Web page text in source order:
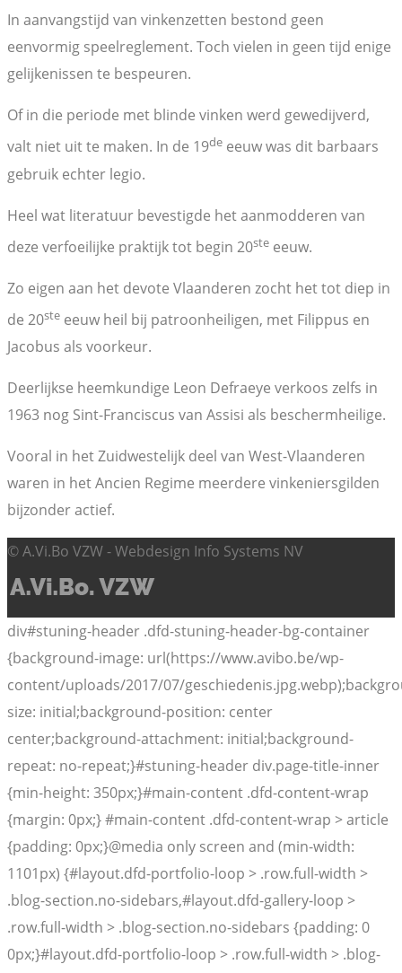
In aanvangstijd van vinkenzetten bestond geen
eenvormig speelreglement. Toch vielen in geen tijd enige
gelijkenissen te bespeuren.
Of in die periode met blinde vinken werd gewedijverd,
valt niet uit te maken. In de 19de eeuw was dit barbaars
gebruik echter legio.
Heel wat literatuur bevestigde het aanmodderen van
deze verfoeilijke praktijk tot begin 20ste eeuw.
Zo eigen aan het devote Vlaanderen zocht het tot diep in
de 20ste eeuw heil bij patroonheiligen, met Filippus en
Jacobus als voorkeur.
Deerlijkse heemkundige Leon Defraeye verkoos zelfs in
1963 nog Sint-Franciscus van Assisi als beschermheilige.
Vooral in het Zuidwestelijk deel van West-Vlaanderen
waren in het Ancien Regime meerdere vinkeniersgilden
bijzonder actief.
© A.Vi.Bo VZW - Webdesign Info Systems NV
div#stuning-header .dfd-stuning-header-bg-container
{background-image: url(https://www.avibo.be/wp-
content/uploads/2017/07/
size: initial;background-position: center
center;background-attachment: initial;background-
repeat: no-repeat;}#stuning-header div.page-title-inner
{min-height: 350px;}#main-content .dfd-content-wrap
{margin: 0px;} #main-content .dfd-content-wrap > article
{padding: 0px;}@media only screen and (min-width:
1101px) {#layout.dfd-portfolio-loop > .row.full-width >
.blog-section.no-sidebars,#layout.dfd-gallery-loop >
.row.full-width > .blog-section.no-sidebars {padding: 0
0px;}#layout.dfd-portfolio-loop > .row.full-width > .blog-